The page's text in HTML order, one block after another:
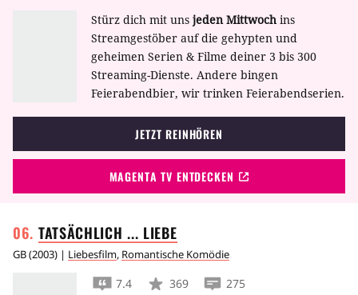
Stürz dich mit uns jeden Mittwoch ins
Streamgestöber auf die gehypten und
geheimen Serien & Filme deiner 3 bis 300
Streaming-Dienste. Andere bingen
Feierabendbier, wir trinken Feierabendserien.
JETZT REINHÖREN
MAGENTA TV ENTDECKEN
TATSÄCHLICH ... LIEBE
GB(2003) | Liebesfilm, Romantische Komödie
7.4 369 275